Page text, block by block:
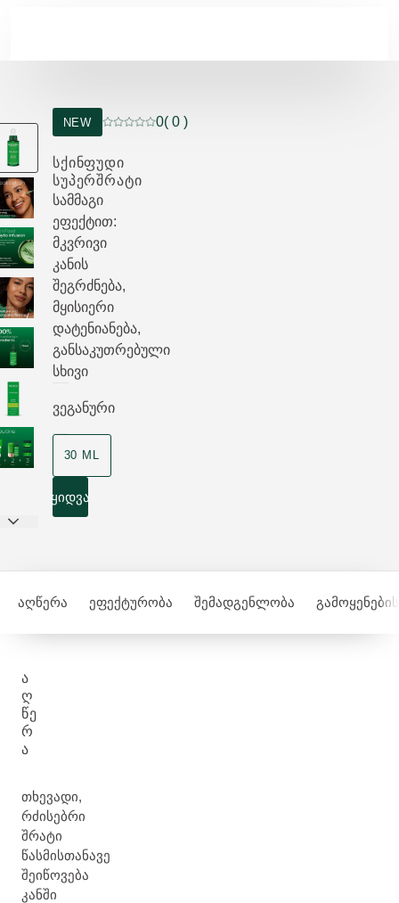
NEW
მიმდინარე რეიტინგი: 0 ვარსკვლავი 5-დან
0( 0 )
ᲡᲥᲘᲜᲤᲣᲓᲘ
ᲡᲣᲞᲔᲠᲨᲠᲐᲢᲘ
სამმაგი
ეფექტით:
მკვრივი
კანის
შეგრძნება,
მყისიერი
დატენიანება,
განსაკუთრებული
სხივი
ვეგანური
30 ML
ყიდვა
აღწერა ეფექტურობა შემადგენლობა
Ა
Ღ
ᲬᲔ
Რ
Ა
თხევადი,
რძისებრი
შრატი
წასმისთანავე
შეიწოვება
კანში